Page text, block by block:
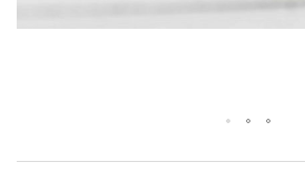
naar